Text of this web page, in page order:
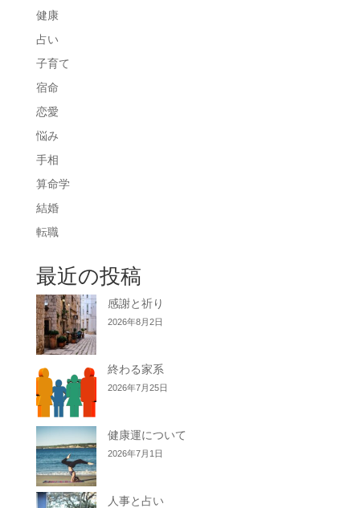
健康
占い
子育て
宿命
恋愛
悩み
手相
算命学
結婚
転職
最近の投稿
感謝と祈り
2026年8月2日
終わる家系
2026年7月25日
健康運について
2026年7月1日
人事と占い